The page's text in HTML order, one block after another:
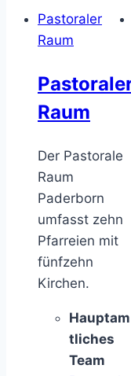
Pastoraler
Raum
Raum
Der Pastorale
Raum
Paderborn
umfasst zehn
Pfarreien mit
fünfzehn
Kirchen.
Hauptam
tliches
Team